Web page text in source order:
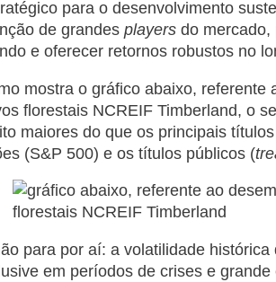
para o desenvolvimento
de grandes players do mercado,
e oferecer retornos robustos no
mostra o gráfico abaixo,
florestais NCREIF Timberland, o
maiores do que os principais
(S&P 500) e os títulos públicos (
para por aí: a volatilidade
em períodos de crises e